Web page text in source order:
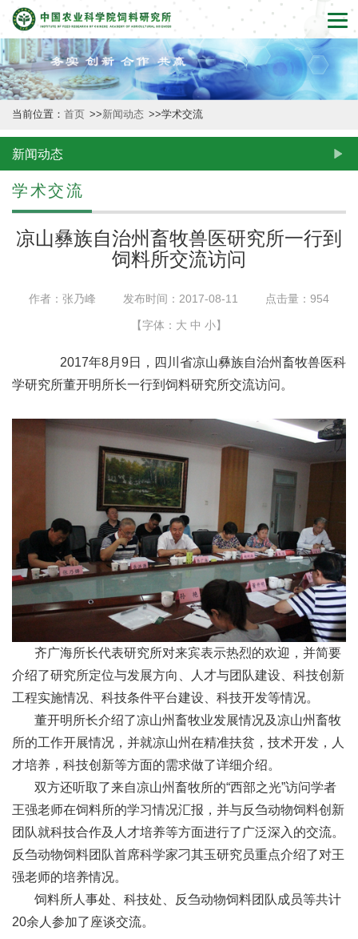
首
页
本
所
概
况
新
闻
台
化
才
伍
研
生
当前位置： 首页 >>新闻动态 >>学术交流
新闻动态
学术交流
凉山彝族自治州畜牧兽医研究所一行到
饲料所交流访问
作者：张乃峰 发布时间：2017-08-11 点击量： 954
【字体： 大 中 小】
2017年8月9日，四川省凉山彝族自治州畜牧兽医科
学研究所董开明所长一行到饲料研究所交流访问。
齐广海所长代表研究所对来宾表示热烈的欢迎，并简要
介绍了研究所定位与发展方向、人才与团队建设、科技创新
工程实施情况、科技条件平台建设、科技开发等情况。
董开明所长介绍了凉山州畜牧业发展情况及凉山州畜牧
所的工作开展情况，并就凉山州在精准扶贫，技术开发，人
才培养，科技创新等方面的需求做了详细介绍。
双方还听取了来自凉山州畜牧所的“西部之光”访问学者
王强老师在饲料所的学习情况汇报，并与反刍动物饲料创新
团队就科技合作及人才培养等方面进行了广泛深入的交流。
反刍动物饲料团队首席科学家刁其玉研究员重点介绍了对王
强老师的培养情况。
饲料所人事处、科技处、反刍动物饲料团队成员等共计
20余人参加了座谈交流。